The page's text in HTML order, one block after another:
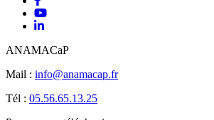
ANAMACaP
Mail : info@anamacap.fr
Tél : 05.56.65.13.25